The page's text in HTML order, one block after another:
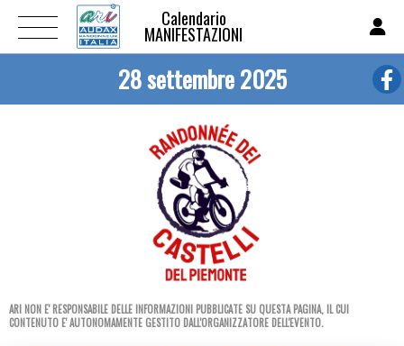
Calendario
MANIFESTAZIONI
28 settembre 2025
ARI NON E' RESPONSABILE DELLE INFORMAZIONI PUBBLICATE SU QUESTA PAGINA, IL CUI
CONTENUTO E' AUTONOMAMENTE GESTITO DALL'ORGANIZZATORE DELL'EVENTO.